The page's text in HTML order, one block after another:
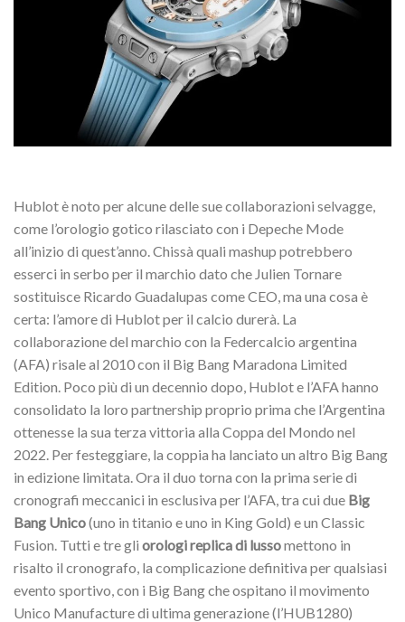
Hublot è noto per alcune delle sue collaborazioni selvagge,
come l’orologio gotico rilasciato con i Depeche Mode
all’inizio di quest’anno. Chissà quali mashup potrebbero
esserci in serbo per il marchio dato che Julien Tornare
sostituisce Ricardo Guadalupas come CEO, ma una cosa è
certa: l’amore di Hublot per il calcio durerà. La
collaborazione del marchio con la Federcalcio argentina
(AFA) risale al 2010 con il Big Bang Maradona Limited
Edition. Poco più di un decennio dopo, Hublot e l’AFA hanno
consolidato la loro partnership proprio prima che l’Argentina
ottenesse la sua terza vittoria alla Coppa del Mondo nel
2022. Per festeggiare, la coppia ha lanciato un altro Big Bang
in edizione limitata. Ora il duo torna con la prima serie di
cronografi meccanici in esclusiva per l’AFA, tra cui due Big
Bang Unico(uno in titanio e uno in King Gold) e un Classic
Fusion. Tutti e tre gli orologi replica di lussomettono in
risalto il cronografo, la complicazione definitiva per qualsiasi
evento sportivo, con i Big Bang che ospitano il movimento
Unico Manufacture di ultima generazione (l’HUB1280)